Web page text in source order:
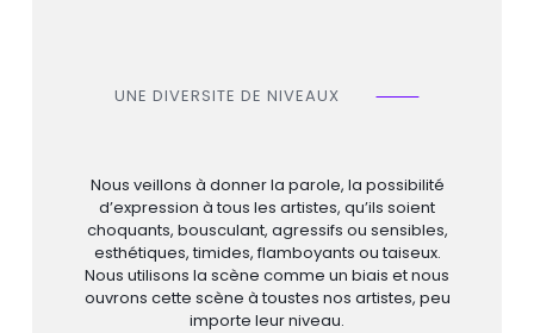
UNE DIVERSITE DE NIVEAUX ⸻
Nous veillons à donner la parole, la possibilité
d’expression à tous les artistes, qu’ils soient
choquants, bousculant, agressifs ou sensibles,
esthétiques, timides, flamboyants ou taiseux.
Nous utilisons la scène comme un biais et nous
ouvrons cette scène à toustes nos artistes, peu
importe leur niveau.